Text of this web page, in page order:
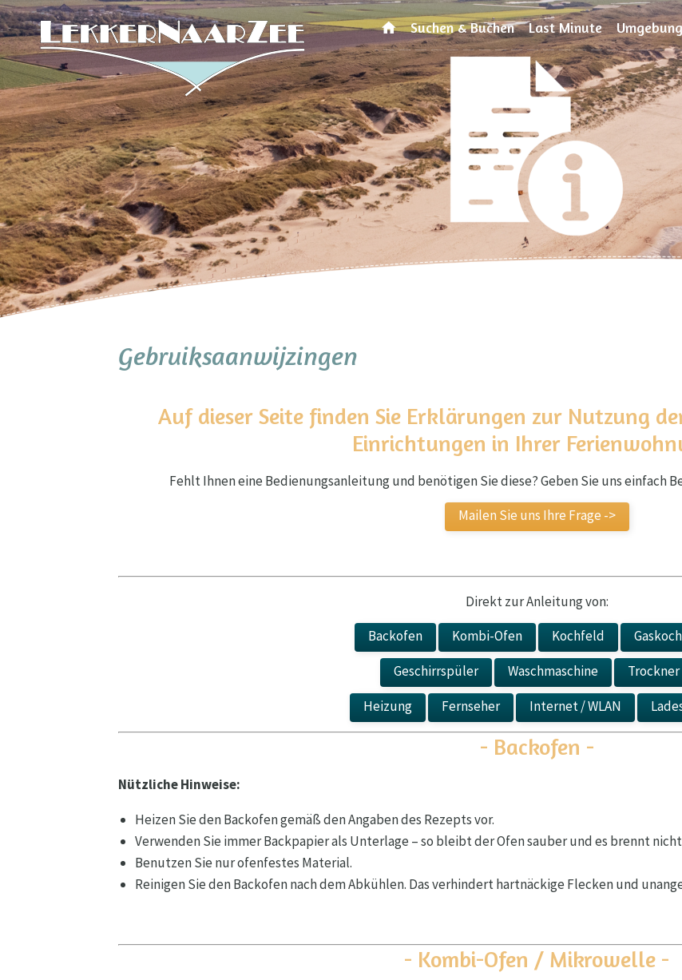
Suchen & Buchen Last Minute Umgebung
Gebruiksaanwijzingen
Auf dieser Seite finden Sie Erklärungen zur Nutzung
Einrichtungen in Ihrer
Fehlt Ihnen eine Bedienungsanleitung und benötigen Sie diese? Geben Sie uns einfach
Mailen Sie uns Ihre Frage ->
Direkt zur Anleitung von:
Backofen
Kombi-Ofen Kochfeld
Geschirrspüler
Waschmaschine
Trockner
Heizung
Fernseher Internet / WLAN
- Backofen -
Nützliche Hinweise:
Heizen Sie den Backofen gemäß den Angaben des Rezepts vor.
Verwenden Sie immer Backpapier als Unterlage – so bleibt der Ofen sauber und es brennt
Benutzen Sie nur ofenfestes Material.
Reinigen Sie den Backofen nach dem Abkühlen. Das verhindert hartnäckige Flecken und
- Kombi-Ofen / Mikrowelle -